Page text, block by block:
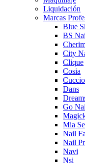
Liquidación
Marcas
Blue
BS
City
Clique
Cosia
Cuccio
Dans
Go
Mia
Nail
Nail
Navi
Nsi